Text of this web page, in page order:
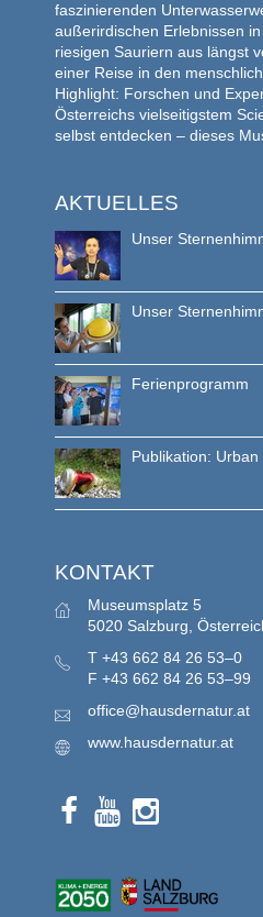
faszinierenden
außerirdischen Erlebnissen
riesigen Sauriern aus längst
einer Reise in den
Highlight: Forschen und
Österreichs vielseitigstem
selbst entdecken – dieses
AKTUELLES
Unser
Unser
Ferienprogramm
Publikation: Urban
KONTAKT
Museumsplatz 5
5020 Salzburg,
T +43 662 84 26 53–0
F +43 662 84 26 53–99
office@hausdernatur.at
www.hausdernatur.at